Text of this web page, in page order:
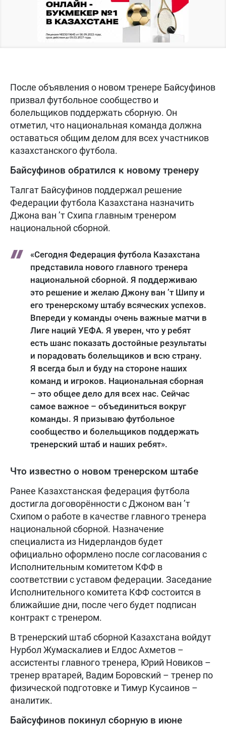
После объявления о новом тренере Байсуфинов
призвал футбольное сообщество и
болельщиков поддержать сборную. Он
отметил, что национальная команда должна
оставаться общим делом для всех участников
казахстанского футбола.
Байсуфинов обратился к новому тренеру
Талгат Байсуфинов поддержал решение
Федерации футбола Казахстана назначить
Джона ван ’т Схипа главным тренером
национальной сборной.
«Сегодня Федерация футбола Казахстана
представила нового главного тренера
национальной сборной. Я поддерживаю
это решение и желаю Джону ван ’т Шипу и
его тренерскому штабу всяческих успехов.
Впереди у команды очень важные матчи в
Лиге наций УЕФА. Я уверен, что у ребят
есть шанс показать достойные результаты
и порадовать болельщиков и всю страну.
Я всегда был и буду на стороне наших
команд и игроков. Национальная сборная
– это общее дело для всех нас. Сейчас
самое важное – объединиться вокруг
команды. Я призываю футбольное
сообщество и болельщиков поддержать
тренерский штаб и наших ребят».
Что известно о новом тренерском штабе
Ранее Казахстанская федерация футбола
достигла договорённости с Джоном ван ’т
Схипом о работе в качестве главного тренера
национальной сборной. Назначение
специалиста из Нидерландов будет
официально оформлено после согласования с
Исполнительным комитетом КФФ в
соответствии с уставом федерации. Заседание
Исполнительного комитета КФФ состоится в
ближайшие дни, после чего будет подписан
контракт с тренером.
В тренерский штаб сборной Казахстана войдут
Нурбол Жумаскалиев и Елдос Ахметов –
ассистенты главного тренера, Юрий Новиков –
тренер вратарей, Вадим Боровский – тренер по
физической подготовке и Тимур Кусаинов –
аналитик.
Байсуфинов покинул сборную в июне